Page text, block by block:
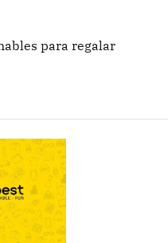
para regalar